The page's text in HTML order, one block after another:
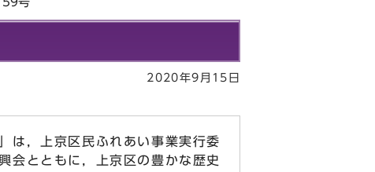
2020年9月15日
は，上京区民ふれあい事業実行委
会とともに，上京区の豊かな歴史